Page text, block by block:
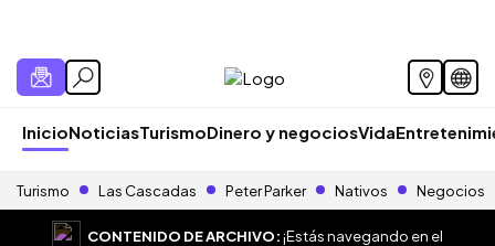
InicioNoticiasTurismoDinero y negociosVida
Turismo Las Cascadas Peter Parker Nativos Negocios
CONTENIDO DE ARCHIVO:¡Estás navegando en el